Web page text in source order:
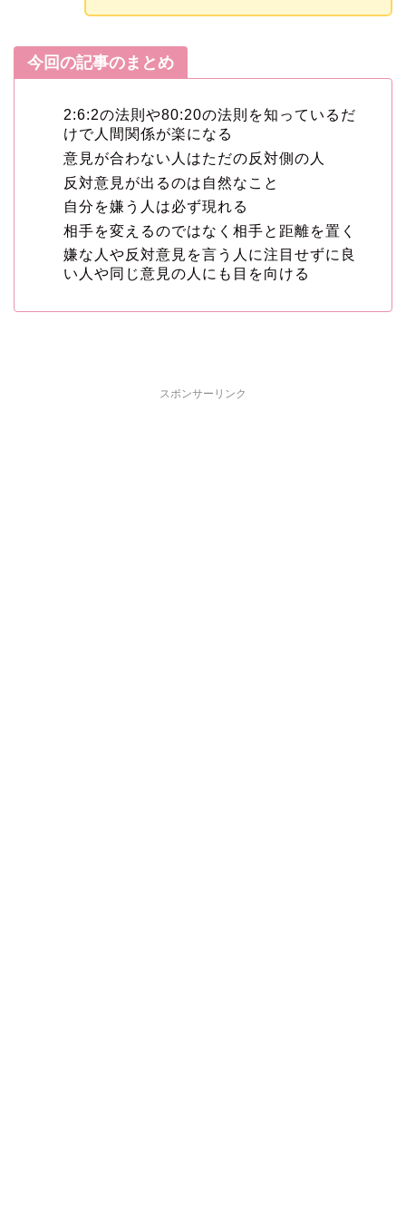
今回の記事のまとめ
2:6:2の法則や80:20の法則を知っているだ
けで人間関係が楽になる
意見が合わない人はただの反対側の人
反対意見が出るのは自然なこと
自分を嫌う人は必ず現れる
相手を変えるのではなく相手と距離を置く
嫌な人や反対意見を言う人に注目せずに良
い人や同じ意見の人にも目を向ける
スポンサーリンク